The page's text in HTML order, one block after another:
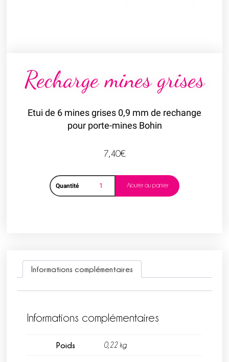
Recharge mines grises
Etui de 6 mines grises 0,9 mm de rechange
pour porte-mines Bohin
7,40€
Quantité Ajouter au panier
Informations complémentaires
Informations complémentaires
Poids 0,22 kg